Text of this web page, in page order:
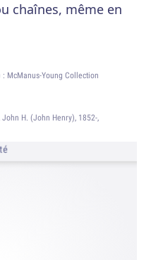
chaînes, même en
: McManus-Young Collection
John H. (John Henry), 1852-,